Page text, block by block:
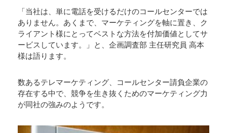
「当社は、単に電話を受けるだけのコールセンターでは
ありません。あくまで、マーケティングを軸に置き、ク
ライアント様にとってベストな方法を付加価値としてサ
ービスしています。」と、企画調査部 主任研究員 高本
様は語ります。
数あるテレマーケティング、コールセンター請負企業の
存在する中で、競争を生き抜くためのマーケティング力
が同社の強みのようです。